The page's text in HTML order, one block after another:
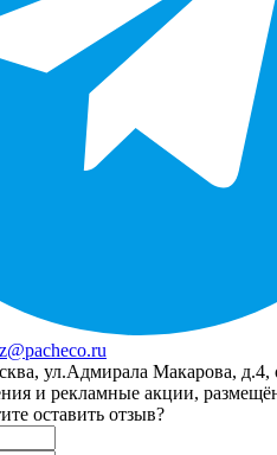
ул.Адмирала Макарова, д.4,
и рекламные акции,
оставить отзыв?